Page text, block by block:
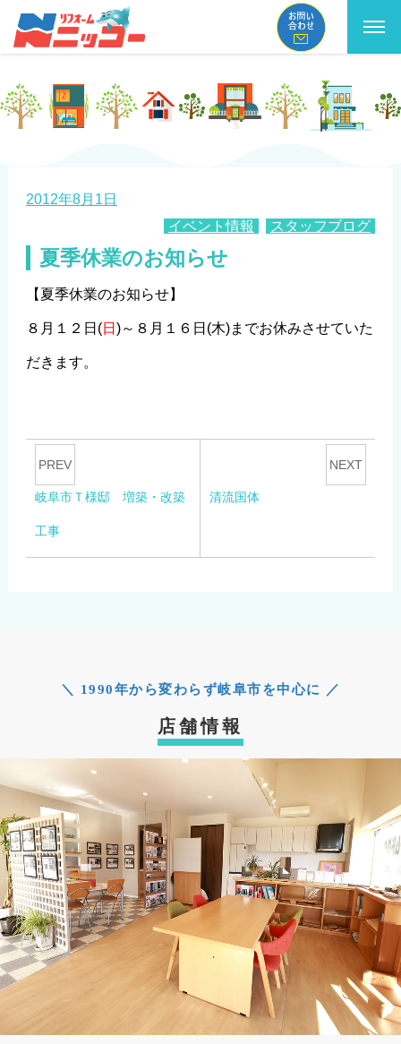
ン
投
日:
2012年8月1日
カ
テ
リ
ー
イベント情報 スタッフブログ
夏季休業のお知らせ
【夏季休業のお知らせ】
８月１２日(日 )～８月１６日(木)までお休みさせていた
だきます。
PREV
岐阜市Ｔ様邸 増築・改築
工事
NEXT
清流国体
＼ 1990年から変わらず岐阜市を中心に ／
店舗情報